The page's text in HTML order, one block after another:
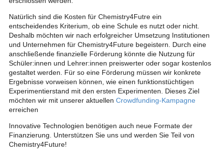
Natürlich sind die Kosten für Chemistry4Futre ein
entscheidendes Kriterium, ob eine Schule es nutzt oder nicht.
Deshalb möchten wir nach erfolgreicher Umsetzung Institutionen
und Unternehmen für Chemistry4Future begeistern. Durch eine
anschließende finanzielle Förderung könnte die Nutzung für
Schüler:innen und Lehrer:innen preiswerter oder sogar kostenlos
gestaltet werden. Für so eine Förderung müssen wir konkrete
Ergebnisse vorweisen können, wie einen funktionstüchtigen
Experimentierstand mit den ersten Experimenten. Dieses Ziel
möchten wir mit unserer aktuellen Crowdfunding-Kampagne
erreichen
Innovative Technologien benötigen auch neue Formate der
Finanzierung. Unterstützen Sie uns und werden Sie Teil von
Chemistry4Future!